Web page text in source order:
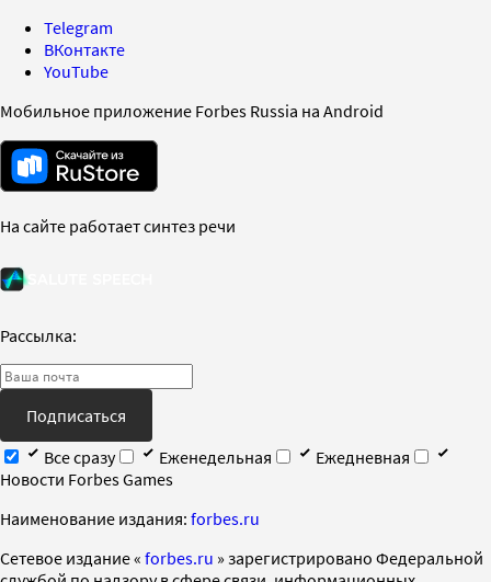
Telegram
ВКонтакте
YouTube
Мобильное приложение Forbes Russia на Android
На сайте работает синтез речи
Рассылка:
Подписаться
Все сразу
Еженедельная
Ежедневная
Новости Forbes Games
Наименование издания: forbes.ru
Cетевое издание « forbes.ru » зарегистрировано Федеральной